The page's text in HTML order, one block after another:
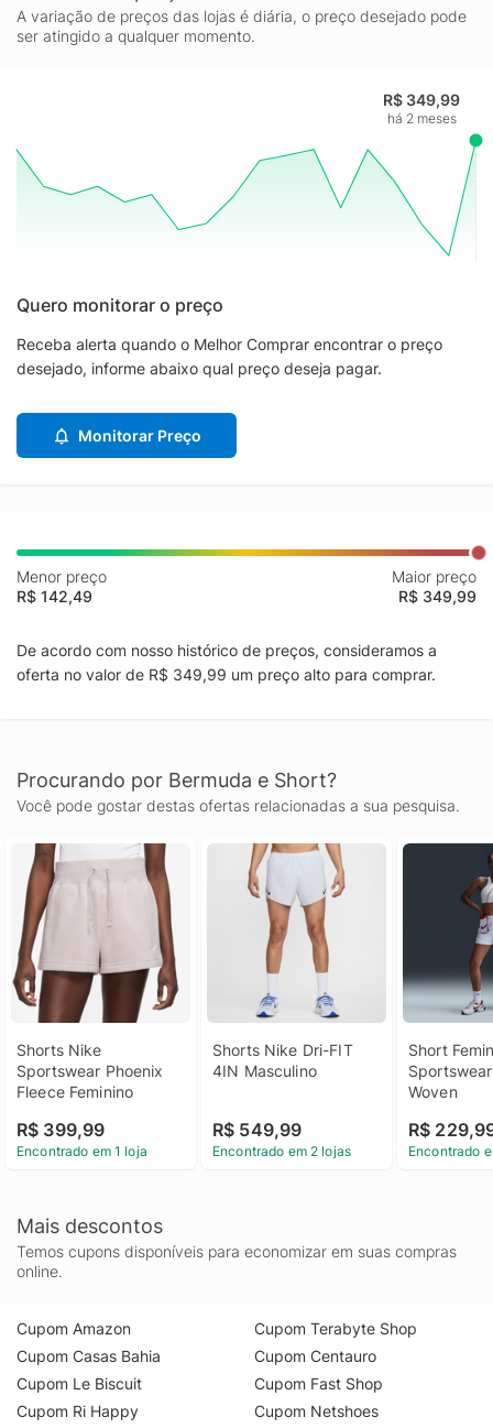
A variação de preços das lojas é diária, o preço desejado pode
ser atingido a qualquer momento.
R$ 349,99
há 2 meses
Quero monitorar o preço
Receba alerta quando o Melhor Comprar encontrar o preço
desejado, informe abaixo qual preço deseja pagar.
Monitorar Preço
Menor preço
R$ 142,49
Maior preço
R$ 349,99
De acordo com nosso histórico de preços, consideramos a
oferta no valor de R$ 349,99 um preço alto para comprar.
Procurando por Bermuda e Short?
Você pode gostar destas ofertas relacionadas a sua pesquisa.
Shorts Nike
Sportswear Phoenix
Fleece Feminino
R$ 399,99
Encontrado em 1 loja
Shorts Nike Dri-FIT
4IN Masculino
R$ 549,99
Encontrado em 2 lojas
Short
Woven
R$
Encontrado
Mais descontos
Temos cupons disponíveis para economizar em suas compras
online.
Cupom Amazon
Cupom Casas Bahia
Cupom Le Biscuit
Cupom Ri Happy
Cupom Terabyte Shop
Cupom Centauro
Cupom Fast Shop
Cupom Netshoes